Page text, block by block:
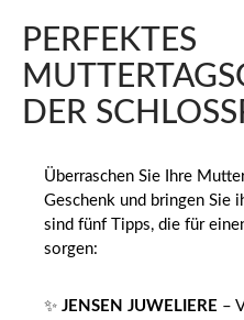
PERFEKTES
DER
Überraschen Sie Ihre
Geschenk und bringen Sie
sind fünf Tipps, die für
sorgen:
✨ JENSEN JUWELIERE –